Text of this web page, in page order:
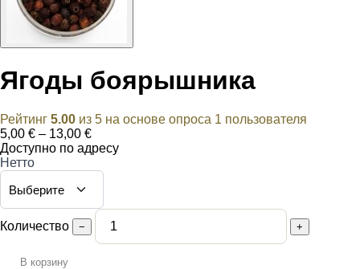
Ягоды боярышника
Рейтинг 5.00 из 5 на основе опроса 1 пользователя
5,00 € – 13,00 €Диапазон
цен:
Доступно по адресу
Нетто
Количество − +
В корзину